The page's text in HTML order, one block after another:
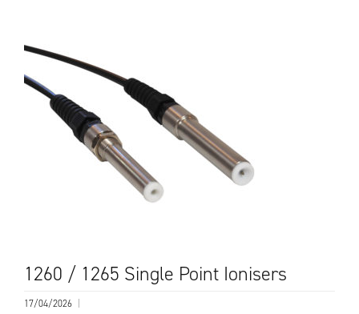
1260 / 1265 Single Point Ionisers
17/04/2026